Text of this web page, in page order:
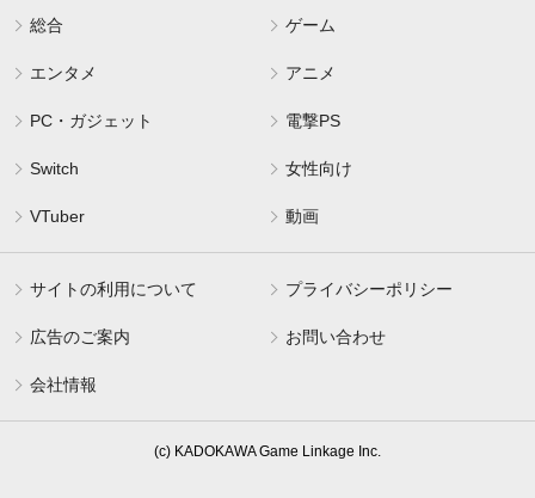
総合 ゲーム
エンタメ アニメ
PC・ガジェット 電撃PS
Switch 女性向け
VTuber 動画
サイトの利用について プライバシーポリシー
広告のご案内 お問い合わせ
会社情報
(c) KADOKAWA Game Linkage Inc.